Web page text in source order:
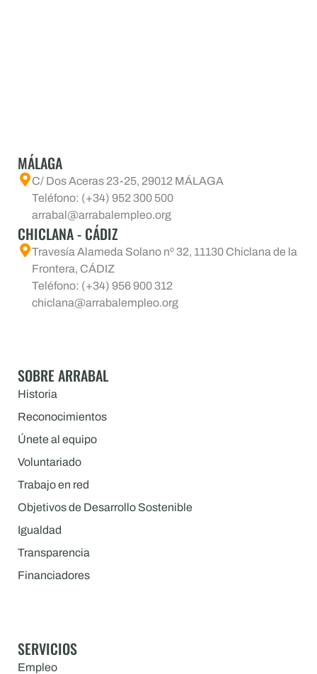
MÁLAGA
C/ Dos Aceras 23-25, 29012 MÁLAGA
Teléfono: (+34) 952 300 500
arrabal@arrabalempleo.org
CHICLANA - CÁDIZ
Travesía Alameda Solano nº 32, 11130 Chiclana de la
Frontera, CÁDIZ
Teléfono: (+34) 956 900 312
chiclana@arrabalempleo.org
SOBRE ARRABAL
Historia
Reconocimientos
Únete al equipo
Voluntariado
Trabajo en red
Objetivos de Desarrollo Sostenible
Igualdad
Transparencia
Financiadores
SERVICIOS
Empleo